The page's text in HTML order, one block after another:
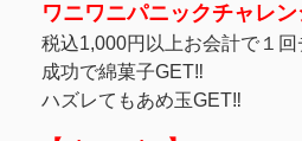
ワニワニパニックチャレン
税込1,000円以上お会計で１回
成功で綿菓子GET‼
ハズレてもあめ玉GET‼